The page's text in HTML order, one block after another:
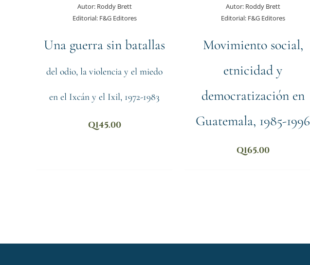
Autor:Roddy Brett
Editorial:F&G Editores
Una guerra sin batallas
del odio, la violencia y el miedo
en el Ixcán y el Ixil, 1972-1983
Q145.00
Autor:Roddy Brett
Editorial:F&G Editores
Movimiento social,
etnicidad y
democratización en
Guatemala, 1985-1996
Q165.00